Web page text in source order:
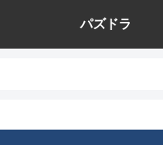
パズドラ